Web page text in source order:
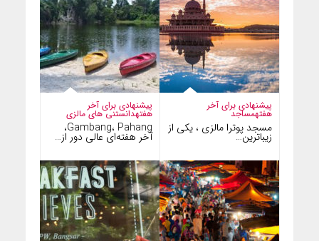
پیشنهادی برای آخر
هفتهدانستنی های مالزی
Gambang، Pahang،
آخر هفته‌ای عالی دور از…
پیشنهادی برای آخر
هفتهمساجد
مسجد پوترا مالزی ، یکی از
زیباترین…